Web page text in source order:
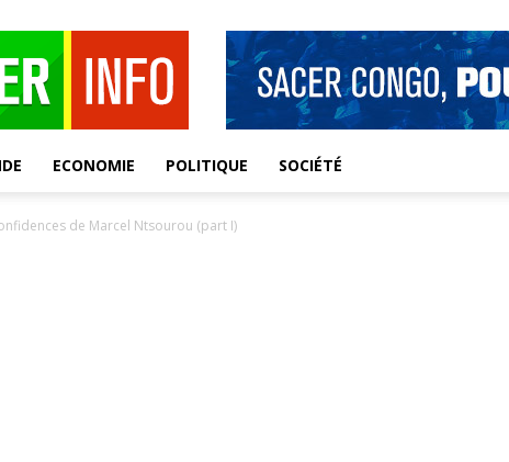
ECONOMIE POLITIQUE SOCIÉTÉ
de Marcel Ntsourou (part I)